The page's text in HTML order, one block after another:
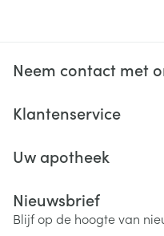
Neem contact met
Klantenservice
Uw apotheek
Nieuwsbrief
Blijf op de hoogte van